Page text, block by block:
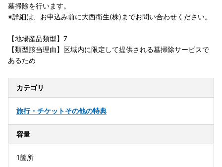
墓掃除を行います。
※詳細は、お申込み前に大西衛生(株)までお問い合わせください。
【地場産品類型】7
【類型該当理由】区域内に限定して提供される墓掃除サービスで
あるため
カテゴリ
旅行・チケットその他の特典
容量
1箇所